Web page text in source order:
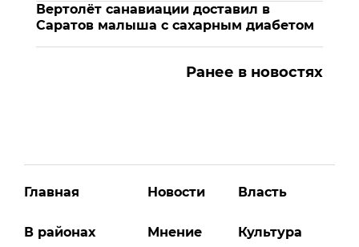
Вертолёт санавиации доставил в
Саратов малыша с сахарным диабетом
Ранее в новостях
Главная
В районах
Новости
Мнение
Власть
Культура